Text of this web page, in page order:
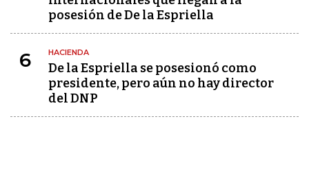
posesión de De la Espriella
6 HACIENDA
De la Espriella se posesionó como
presidente, pero aún no hay director
del DNP